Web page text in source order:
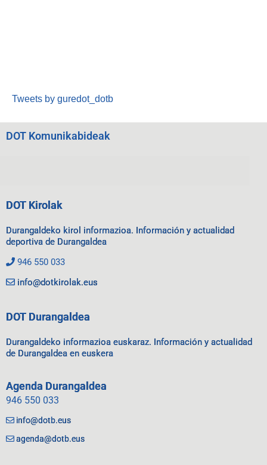
Tweets by guredot_dotb
DOT Komunikabideak
DOT Kirolak
Durangaldeko kirol informazioa. Información y actualidad
deportiva de Durangaldea
946 550 033
info@dotkirolak.eus
DOT Durangaldea
Durangaldeko informazioa euskaraz. Información y actualidad
de Durangaldea en euskera
Agenda Durangaldea
946 550 033
info@dotb.eus
agenda@dotb.eus